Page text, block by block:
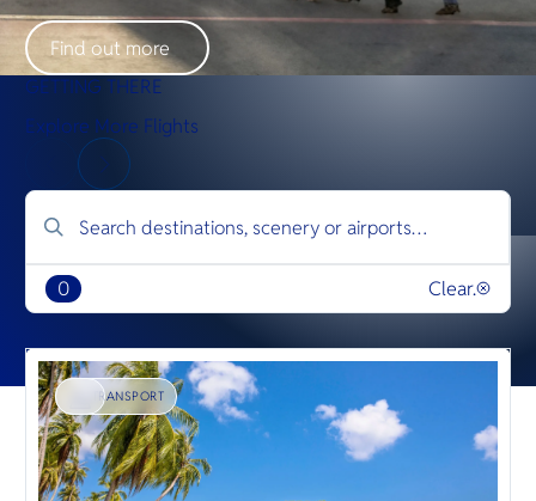
Find out more
GETTING THERE
Explore More Flights
0 Clear.
TRANSPORT